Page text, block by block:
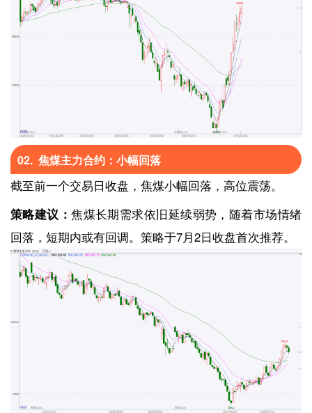
02. 焦煤主力合约：小幅回落
截至前一个交易日收盘，焦煤小幅回落，高位震荡。
策略建议：焦煤长期需求依旧延续弱势，随着市场情绪
回落，短期内或有回调。策略于7月2日收盘首次推荐。